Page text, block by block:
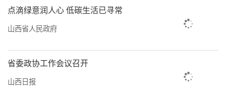
学文化旅游与新闻艺术学院党委书记王振峰告
诉记者，培养文旅复合型、应用型、技能型服
学研用合作培养人才方面做了大量工作，积极
推进相关科技企业、产业园区及科研机构共同
点滴绿意润人心 低碳生活已寻常
山西省人民政府
省委政协工作会议召开
山西日报